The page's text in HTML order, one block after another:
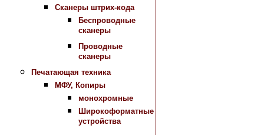
Сканеры штрих-кода
Беспроводные
сканеры
Проводные
сканеры
Печатающая техника
МФУ, Копиры
монохромные
Широкоформатные
устройства